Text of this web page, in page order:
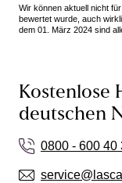
Wir können aktuell nicht
bewertet wurde, auch
dem 01. März 2024 sind
Kostenlose
deutschen
0800 - 600 40